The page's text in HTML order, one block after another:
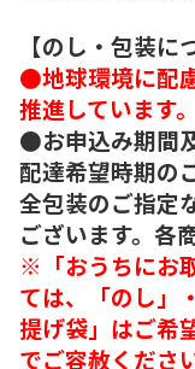
【のし・包装に
●地球環境に配
推進しています。
●お申込み期間
配達希望時期の
全包装のご指定
ございます。各
※「おうちにお
ては、「のし」
提げ袋」はご希
でご容赦くださ